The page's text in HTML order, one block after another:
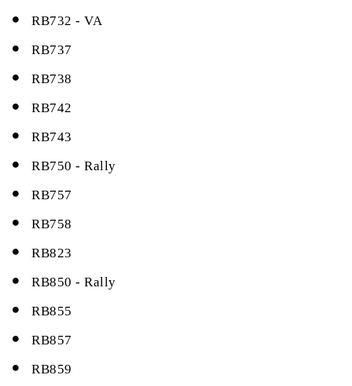
RB732 - VA
RB737
RB738
RB742
RB743
RB750 - Rally
RB757
RB758
RB823
RB850 - Rally
RB855
RB857
RB859